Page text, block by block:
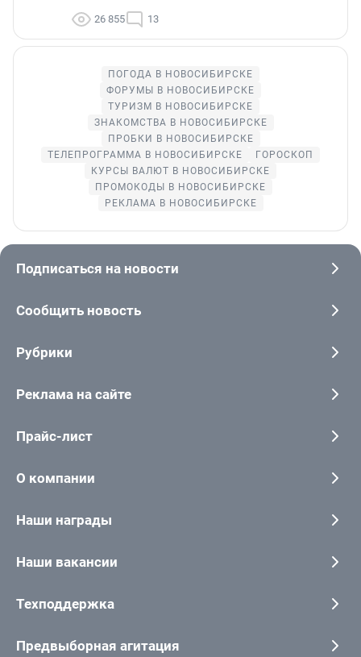
26 855 13
ПОГОДА В НОВОСИБИРСКЕ
ФОРУМЫ В НОВОСИБИРСКЕ
ТУРИЗМ В НОВОСИБИРСКЕ
ЗНАКОМСТВА В НОВОСИБИРСКЕ
ПРОБКИ В НОВОСИБИРСКЕ
ТЕЛЕПРОГРАММА В НОВОСИБИРСКЕ
ГОРОСКОП
КУРСЫ ВАЛЮТ В НОВОСИБИРСКЕ
ПРОМОКОДЫ В НОВОСИБИРСКЕ
РЕКЛАМА В НОВОСИБИРСКЕ
Подписаться на новости
Сообщить новость
Рубрики
Реклама на сайте
Прайс-лист
О компании
Наши награды
Наши вакансии
Техподдержка
Предвыборная агитация